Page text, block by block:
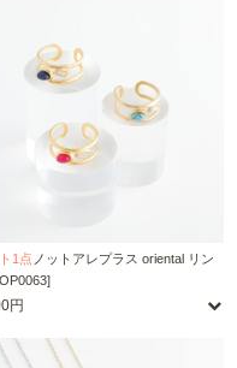
1点 ノットアレプラス oriental リン
円